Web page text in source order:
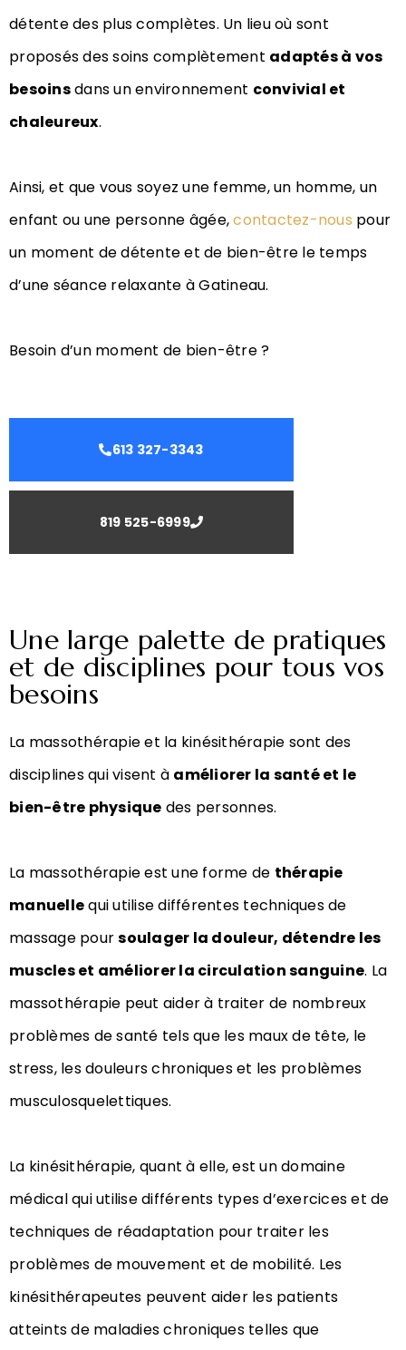
détente des plus complètes. Un lieu où sont
proposés des soins complètement adaptés à vos
besoinsdans un environnement convivial et
chaleureux.
Ainsi, et que vous soyez une femme, un homme, un
enfant ou une personne âgée,contactez-nous pour
un moment de détente et de bien-être le temps
d’une séance relaxante à Gatineau.
Besoin d’un moment de bien-être ?
613 327-3343
819 525-6999
Une large palette de pratiques
et de disciplines pour tous vos
besoins
La massothérapie et la kinésithérapie sont des
disciplines qui visent à améliorer la santé et le
bien-être physique des personnes.
La massothérapie est une forme de thérapie
manuellequi utilise différentes techniques de
massage poursoulager la douleur, détendre les
muscles et améliorer la circulation sanguine. La
massothérapie peut aider à traiter de nombreux
problèmes de santé tels que les maux de tête, le
stress, les douleurs chroniques et les problèmes
musculosquelettiques.
La kinésithérapie, quant à elle, est un domaine
médical qui utilise différents types d’exercices et de
techniques de réadaptation pour traiter les
problèmes de mouvement et de mobilité. Les
kinésithérapeutes peuvent aider les patients
atteints de maladies chroniques telles que